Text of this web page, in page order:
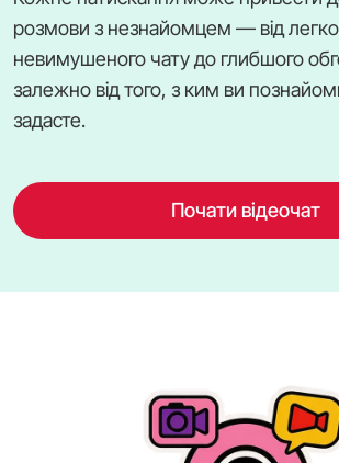
розмови з незнайомцем — від
невимушеного чату до глибшого
залежно від того, з ким ви
задасте.
Почати відеочат